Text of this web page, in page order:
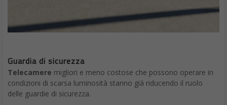
Nel concept, questi robot sono molto simili alle guardie di
sicurezza, tranne per il fatto che possono utilizzare armi mortali.
autonomamente.